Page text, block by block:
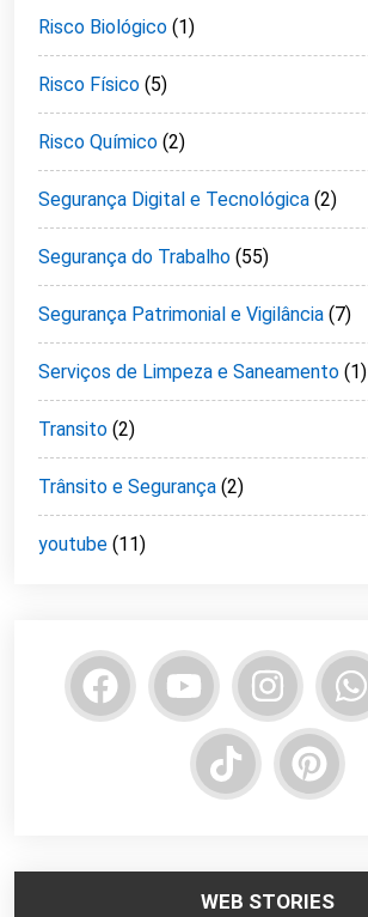
Risco Biológico (1)
Risco Físico (5)
Risco Químico (2)
Segurança Digital e Tecnológica (2)
Segurança do Trabalho (55)
Segurança Patrimonial e Vigilância (7)
Serviços de Limpeza e Saneamento (1)
Transito (2)
Trânsito e Segurança (2)
youtube (11)
WEB STORIES